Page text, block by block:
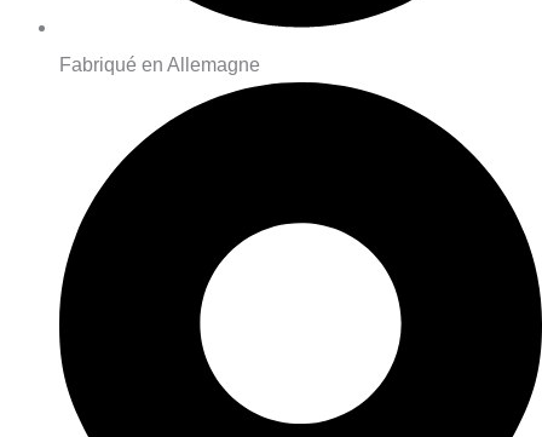
Fabriqué en Allemagne